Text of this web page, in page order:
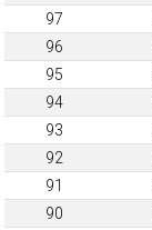
97
96
95
94
93
92
91
90